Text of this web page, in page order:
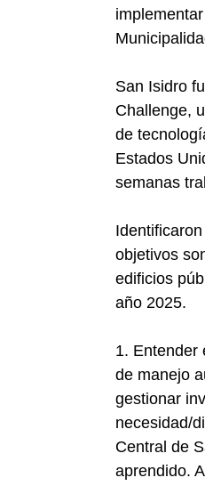
San Isidro
Challenge,
de
Estados
semanas
objetivos
edificios
año 2025.
1. Entender
de manejo
gestionar
necesidad/
Central de
aprendido.